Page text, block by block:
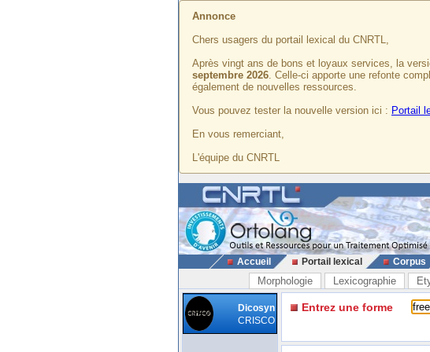
Annonce
Chers usagers du portail lexical du CNRTL,
Après vingt ans de bons et loyaux services, la
septembre 2026. Celle-ci apporte une refonte
également de nouvelles ressources.
Vous pouvez tester la nouvelle version ici : Portail
En vous remerciant,
L'équipe du CNRTL
Accueil Portail lexical Corpus
Morphologie Lexicographie
Dicosyn
CRISCO
Entrez une forme